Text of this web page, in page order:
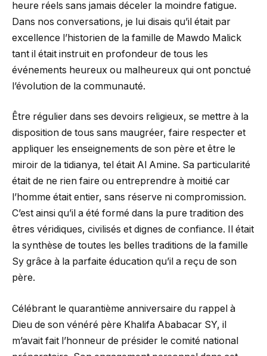
heure réels sans jamais déceler la moindre fatigue.
Dans nos conversations, je lui disais qu’il était par
excellence l’historien de la famille de Mawdo Malick
tant il était instruit en profondeur de tous les
événements heureux ou malheureux qui ont ponctué
l’évolution de la communauté.
Être régulier dans ses devoirs religieux, se mettre à la
disposition de tous sans maugréer, faire respecter et
appliquer les enseignements de son père et être le
miroir de la tidianya, tel était Al Amine. Sa particularité
était de ne rien faire ou entreprendre à moitié car
l’homme était entier, sans réserve ni compromission.
C’est ainsi qu’il a été formé dans la pure tradition des
êtres véridiques, civilisés et dignes de confiance. Il était
la synthèse de toutes les belles traditions de la famille
Sy grâce à la parfaite éducation qu’il a reçu de son
père.
Célébrant le quarantième anniversaire du rappel à
Dieu de son vénéré père Khalifa Ababacar SY, il
m’avait fait l’honneur de présider le comité national